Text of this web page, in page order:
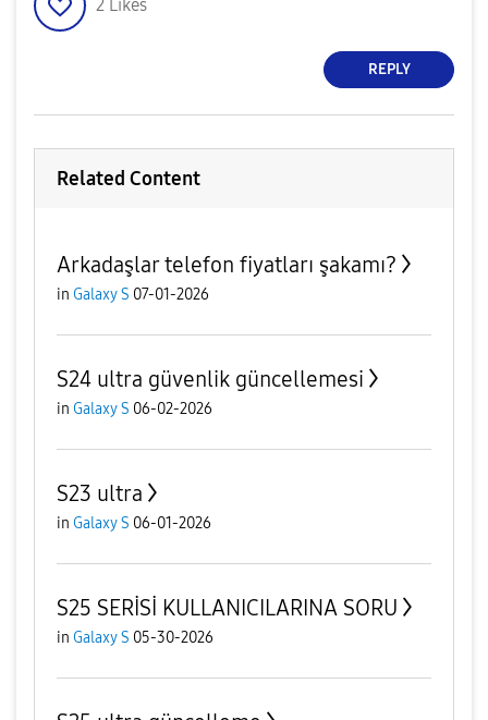
2 Likes
REPLY
Related Content
Arkadaşlar telefon fiyatları şakamı?
in Galaxy S 07-01-2026
S24 ultra güvenlik güncellemesi
in Galaxy S 06-02-2026
S23 ultra
in Galaxy S 06-01-2026
S25 SERİSİ KULLANICILARINA SORU
in Galaxy S 05-30-2026